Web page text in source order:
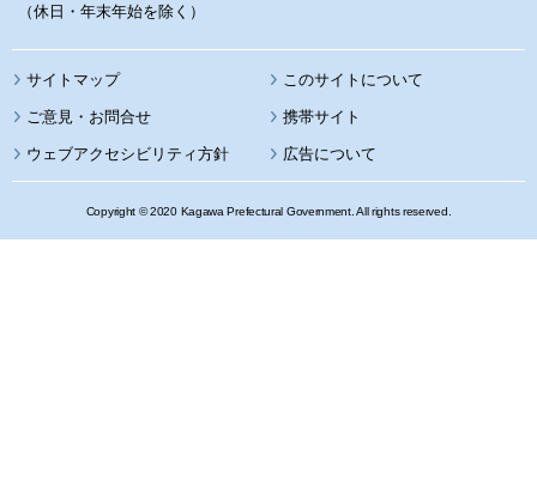
（休日・年末年始を除く）
サイトマップ このサイトについて
携帯サイト
ウェブアクセシビリティ方針 広告について
Copyright © 2020 Kagawa Prefectural Government. All rights reserved.